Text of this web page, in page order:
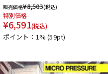
販売価格¥8,503(税込)
特別価格
¥6,591(税込)
ポイント：1%(59pt)